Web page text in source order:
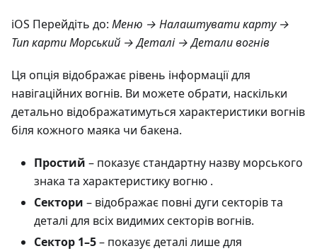
iOS Перейдіть до: Меню → Налаштувати карту →
Тип карти Морський → Деталі → Детали вогнів
Ця опція відображає рівень інформації для
навігаційних вогнів. Ви можете обрати, наскільки
детально відображатимуться характеристики вогнів
біля кожного маяка чи бакена.
Простий – показує стандартну назву морського
знака та характеристику вогню .
Сектори – відображає повні дуги секторів та
деталі для всіх видимих секторів вогнів.
Сектор 1–5– показує деталі лише для